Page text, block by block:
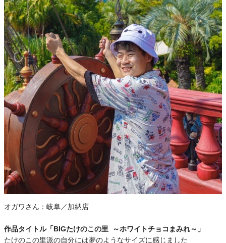
オガワさん： 岐阜／加納店
作品タイトル「BIGたけのこの里 ～ホワイトチョコまみれ～」
たけのこの里派の自分には夢のようなサイズに感じました